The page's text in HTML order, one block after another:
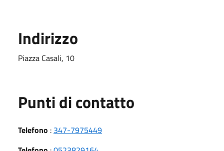
Indirizzo
Piazza Casali, 10
Punti di contatto
Telefono : 347-7975449